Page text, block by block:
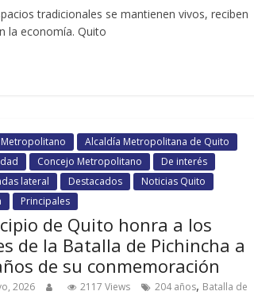
tradicionales se mantienen vivos, reciben
la economía. Quito
Alcaldía Metropolitana de Quito
Concejo Metropolitano
De interés
lateral
Destacados
Noticias Quito
Principales
de Quito honra a los
de la Batalla de Pichincha a
de su conmemoración
2026 2117 Views 204 años, Batalla de